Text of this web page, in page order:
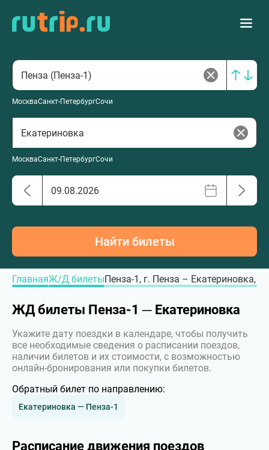
МоскваСанкт-ПетербургСочи
МоскваСанкт-ПетербургСочи
Найти билеты
ГлавнаяЖ/Д билетыПенза-1, г. Пенза – Екатериновка, г.
ЖД билеты Пенза-1 ─ Екатериновка
Укажите дату поездки в календаре, чтобы получить
все необходимые сведения о расписании поездов,
наличии билетов и их стоимости, с возможностью
онлайн-бронирования или покупки билетов.
Обратный билет по направлению:
Екатериновка — Пенза-1
Расписание движения поездов